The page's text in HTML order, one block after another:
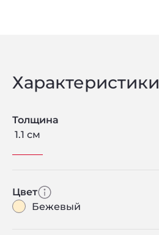
Характеристики
Толщина
1.1 см
Цвет
Бежевый